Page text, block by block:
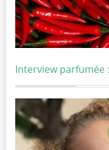
Interview parfumée